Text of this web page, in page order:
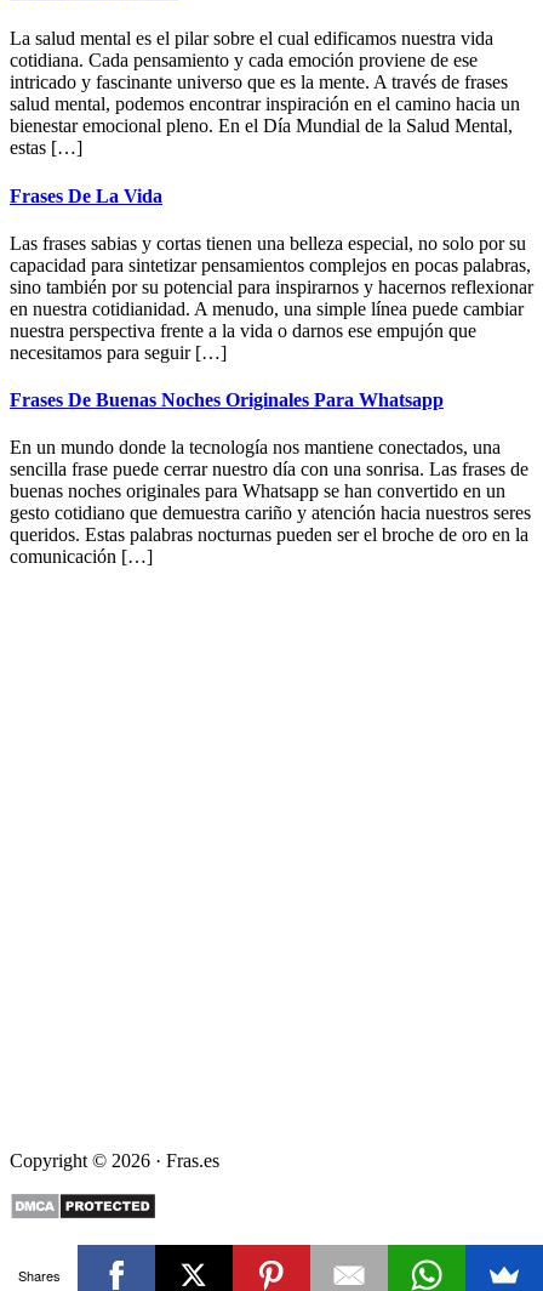
La salud mental es el pilar sobre el cual edificamos nuestra vida
cotidiana. Cada pensamiento y cada emoción proviene de ese
intricado y fascinante universo que es la mente. A través de frases
salud mental, podemos encontrar inspiración en el camino hacia un
bienestar emocional pleno. En el Día Mundial de la Salud Mental,
estas […]
Frases De La Vida
Las frases sabias y cortas tienen una belleza especial, no solo por su
capacidad para sintetizar pensamientos complejos en pocas palabras,
sino también por su potencial para inspirarnos y hacernos reflexionar
en nuestra cotidianidad. A menudo, una simple línea puede cambiar
nuestra perspectiva frente a la vida o darnos ese empujón que
necesitamos para seguir […]
Frases De Buenas Noches Originales Para Whatsapp
En un mundo donde la tecnología nos mantiene conectados, una
sencilla frase puede cerrar nuestro día con una sonrisa. Las frases de
buenas noches originales para Whatsapp se han convertido en un
gesto cotidiano que demuestra cariño y atención hacia nuestros seres
queridos. Estas palabras nocturnas pueden ser el broche de oro en la
comunicación […]
Copyright © 2026 · Fras.es
Shares